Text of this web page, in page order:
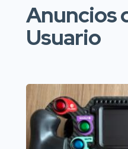
Anuncios
Usuario